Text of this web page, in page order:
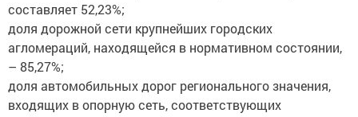
составляет 52,23%;
доля дорожной сети крупнейших городских
агломераций, находящейся в нормативном состоянии,
– 85,27%;
доля автомобильных дорог регионального значения,
входящих в опорную сеть, соответствующих